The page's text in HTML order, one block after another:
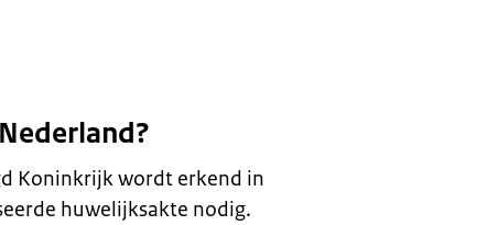
Koninkrijk wordt erkend in
huwelijksakte nodig.